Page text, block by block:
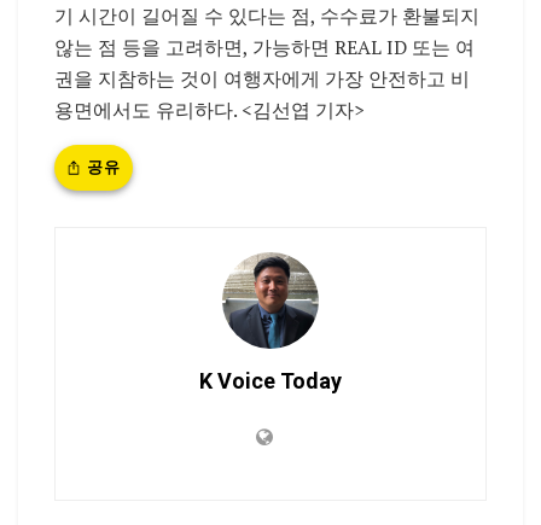
기 시간이 길어질 수 있다는 점, 수수료가 환불되지
않는 점 등을 고려하면, 가능하면 REAL ID 또는 여
권을 지참하는 것이 여행자에게 가장 안전하고 비
용면에서도 유리하다. <김선엽 기자>
공유
K Voice Today